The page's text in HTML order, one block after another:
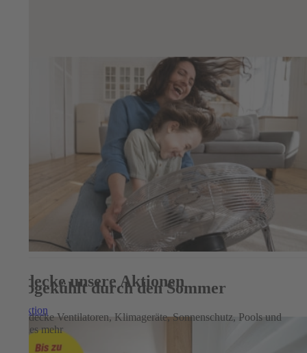
Abgekühlt durch den Sommer
Entdecke Ventilatoren, Klimageräte, Sonnenschutz, Pools und
vieles mehr
Entdecke unsere Aktionen
Zur Aktion